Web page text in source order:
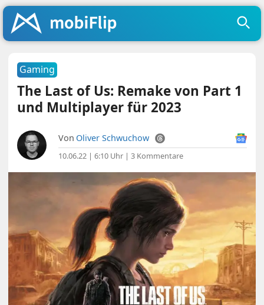
Gaming
The Last of Us: Remake von Part 1
und Multiplayer für 2023
Von Oliver Schwuchow
10.06.22 | 6:10 Uhr |3 Kommentare